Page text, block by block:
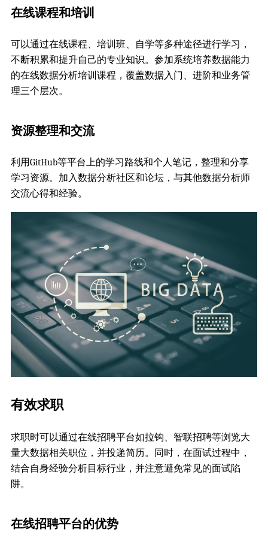
在线课程和培训
可以通过在线课程、培训班、自学等多种途径进行学习，
不断积累和提升自己的专业知识。参加系统培养数据能力
的在线数据分析培训课程，覆盖数据入门、进阶和业务管
理三个层次。
资源整理和交流
利用GitHub等平台上的学习路线和个人笔记，整理和分享
学习资源。加入数据分析社区和论坛，与其他数据分析师
交流心得和经验。
有效求职
求职时可以通过在线招聘平台如拉钩、智联招聘等浏览大
量大数据相关职位，并投递简历。同时，在面试过程中，
结合自身经验分析目标行业，并注意避免常见的面试陷
阱。
在线招聘平台的优势